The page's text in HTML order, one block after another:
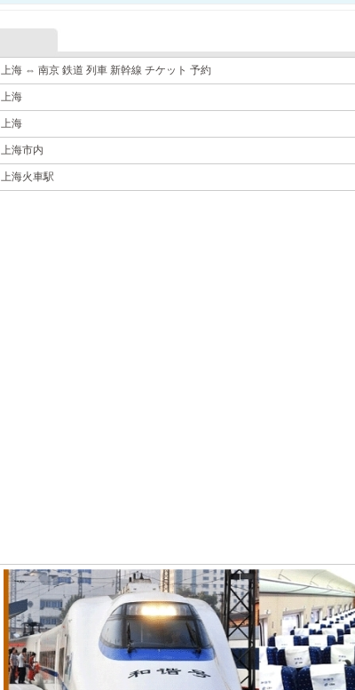
上海 ⇔ 南京 鉄道 列車 新幹線 チケット 予約
上海
上海
上海市内
上海火車駅